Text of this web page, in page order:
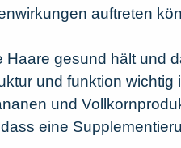
auftreten
gesund hält und
und funktion wichtig
und
eine